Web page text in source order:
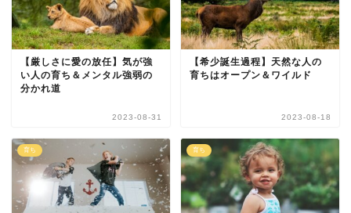
【厳しさに愛の放任】気が強
い人の育ち＆メンタル強弱の
分かれ道
2023-08-31
【希少誕生過程】天然な人の
育ちはオープン＆ワイルド
2023-08-18
育ち 育ち